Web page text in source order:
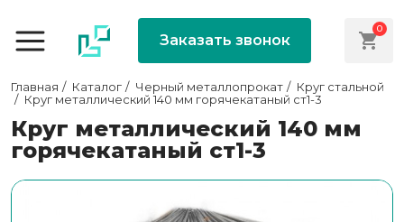
Заказать звонок
0
Главная Каталог Черный металлопрокат
Круг стальной
Круг металлический 140 мм горячекатаный ст1-3
Круг металлический 140 мм
горячекатаный ст1-3